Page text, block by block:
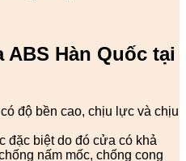
Hàn Quốc tại
có độ bền cao, chịu lực và chịu
biệt do đó cửa có khả
nấm mốc, chống cong